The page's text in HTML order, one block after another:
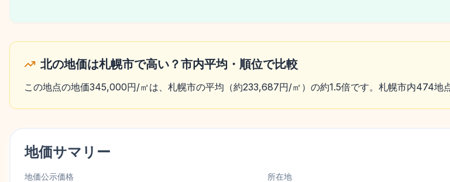
北の地価は札幌市で高い？市内平均・順位で比較
この地点の地価345,000円/㎡は、札幌市の平均（約233,687円/㎡）の約1.5倍です。札幌市内474地
地価サマリー
地価公示価格 所在地